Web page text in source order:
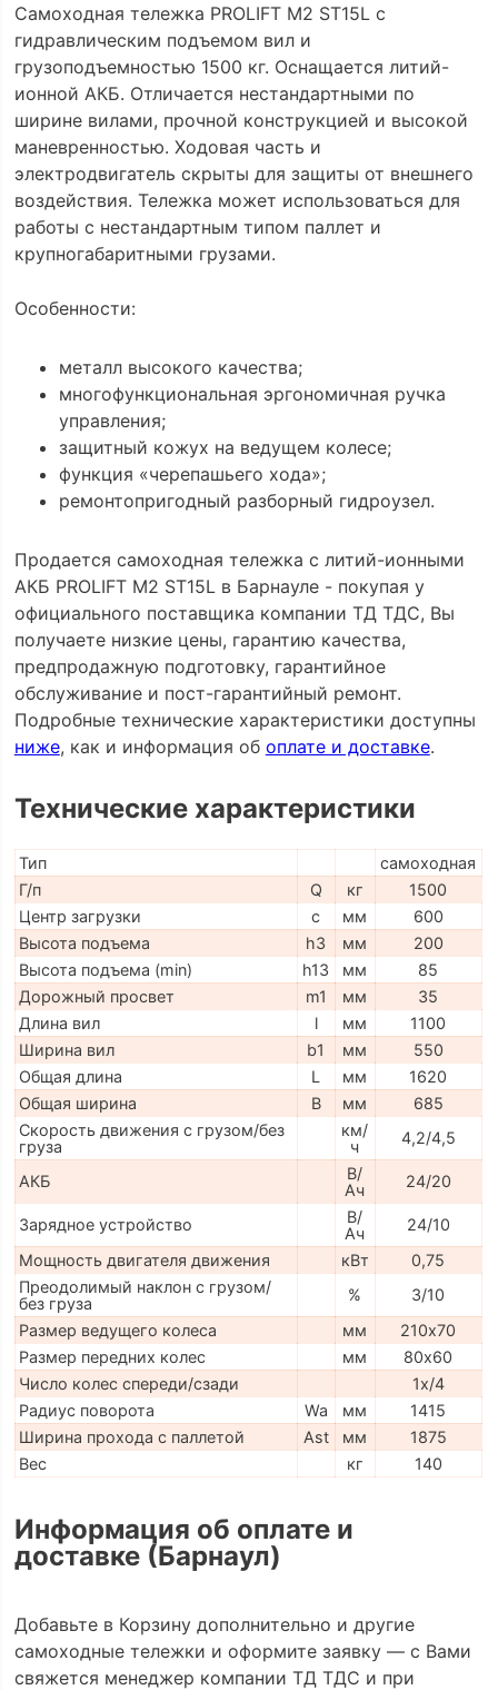
Самоходная тележка PROLIFT M2 ST15L с
гидравлическим подъемом вил и
грузоподъемностью 1500 кг. Оснащается литий-
ионной АКБ. Отличается нестандартными по
ширине вилами, прочной конструкцией и высокой
маневренностью. Ходовая часть и
электродвигатель скрыты для защиты от внешнего
воздействия. Тележка может использоваться для
работы с нестандартным типом паллет и
крупногабаритными грузами.
Особенности:
металл высокого качества;
многофункциональная эргономичная ручка
управления;
защитный кожух на ведущем колесе;
функция «черепашьего хода»;
ремонтопригодный разборный гидроузел.
Продается самоходная тележка с литий-ионными
АКБ PROLIFT M2 ST15L в Барнауле - покупая у
официального поставщика компании ТД ТДС, Вы
получаете низкие цены, гарантию качества,
предпродажную подготовку, гарантийное
обслуживание и пост-гарантийный ремонт.
Подробные технические характеристики доступны
ниже, как и информация об оплате и доставке.
Технические характеристики
Тип
самоходная
Г/п
Q кг
1500
Центр загрузки
c мм
600
Высота подъема
h3 мм
200
Высота подъема (min)
h13 мм
85
Дорожный просвет
m1 мм
35
Длина вил
l мм
1100
Ширина вил
b1 мм
550
Общая длина
L мм
1620
Общая ширина
B мм
685
Скорость движения с грузом/без
груза
км/
ч
4,2/4,5
АКБ
В/
Ач
24/20
Зарядное устройство
В/
Ач
24/10
Мощность двигателя движения
кВт
0,75
Преодолимый наклон с грузом/
без груза
%
3/10
Размер ведущего колеса
мм
210х70
Размер передних колес
мм
80х60
Число колес спереди/сзади
1х/4
Радиус поворота
Wa мм
1415
Ширина прохода с паллетой
Ast мм
1875
Вес
кг 140
Информация об оплате и
доставке (Барнаул)
Добавьте в Корзину дополнительно и другие
самоходные тележки и оформите заявку — с Вами
свяжется менеджер компании ТД ТДС и при